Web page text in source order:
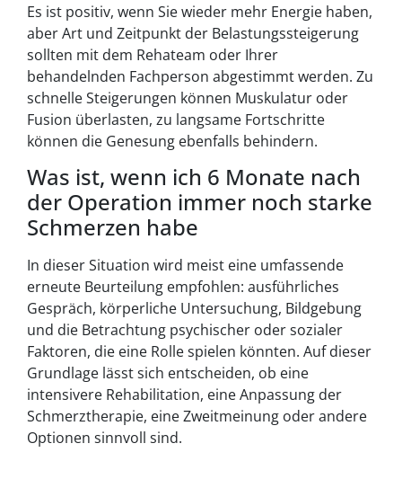
Es ist positiv, wenn Sie wieder mehr Energie haben,
aber Art und Zeitpunkt der Belastungssteigerung
sollten mit dem Rehateam oder Ihrer
behandelnden Fachperson abgestimmt werden. Zu
schnelle Steigerungen können Muskulatur oder
Fusion überlasten, zu langsame Fortschritte
können die Genesung ebenfalls behindern.
Was ist, wenn ich 6 Monate nach
der Operation immer noch starke
Schmerzen habe
In dieser Situation wird meist eine umfassende
erneute Beurteilung empfohlen: ausführliches
Gespräch, körperliche Untersuchung, Bildgebung
und die Betrachtung psychischer oder sozialer
Faktoren, die eine Rolle spielen könnten. Auf dieser
Grundlage lässt sich entscheiden, ob eine
intensivere Rehabilitation, eine Anpassung der
Schmerztherapie, eine Zweitmeinung oder andere
Optionen sinnvoll sind.